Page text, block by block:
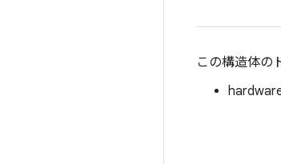
この構造体の